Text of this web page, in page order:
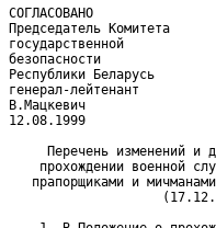
СОГЛАСОВАНО
Председатель Комитета
государственной
безопасности
Республики Беларусь
генерал-лейтенант
В.Мацкевич
12.08.1999
Перечень изменений и
прохождении военной
прапорщиками и